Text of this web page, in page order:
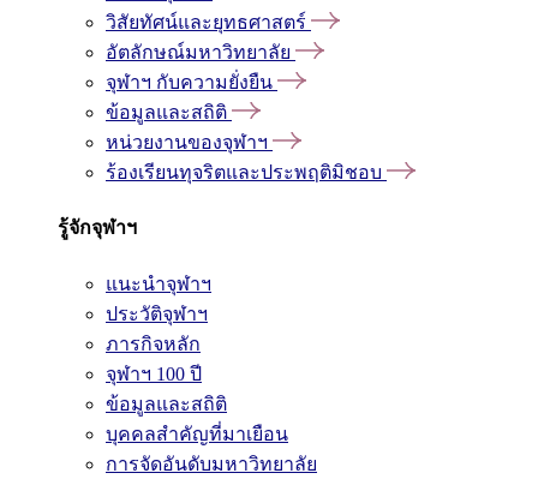
วิสัยทัศน์และยุทธศาสตร์
อัตลักษณ์มหาวิทยาลัย
จุฬาฯ กับความยั่งยืน
ข้อมูลและสถิติ
หน่วยงานของจุฬาฯ
ร้องเรียนทุจริตและประพฤติมิชอบ
รู้จักจุฬาฯ
แนะนำจุฬาฯ
ประวัติจุฬาฯ
ภารกิจหลัก
จุฬาฯ 100 ปี
ข้อมูลและสถิติ
บุคคลสำคัญที่มาเยือน
การจัดอันดับมหาวิทยาลัย